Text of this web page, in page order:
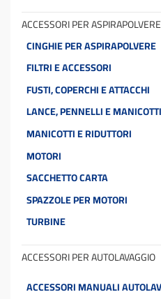
ACCESSORI PER ASPIRAPOLVERE
CINGHIE PER ASPIRAPOLVERE
FILTRI E ACCESSORI
FUSTI, COPERCHI E ATTACCHI
LANCE, PENNELLI E MANICOTTI
MANICOTTI E RIDUTTORI
MOTORI
SACCHETTO CARTA
SPAZZOLE PER MOTORI
TURBINE
ACCESSORI PER AUTOLAVAGGIO
ACCESSORI MANUALI